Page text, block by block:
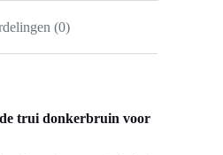
(0)
trui donkerbruin voor